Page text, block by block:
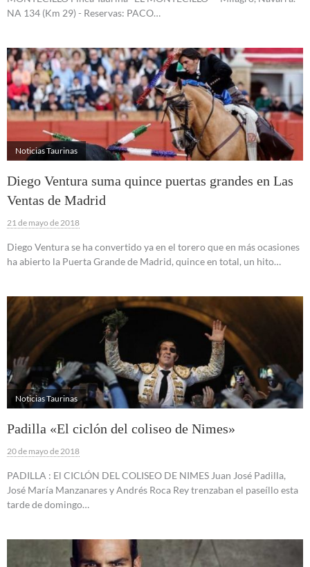
NA 134 (Km 29) - Reservas: PACO…
Noticias Taurinas
Diego Ventura suma quince puertas grandes en Las
Ventas de Madrid
21 de mayo de 2018
Diego Ventura se ha convertido ya en el torero que en más ocasiones
ha abierto la Puerta Grande de Madrid, quince en total, un hito…
Noticias Taurinas
Padilla «El ciclón del coliseo de Nimes»
20 de mayo de 2018
PADILLA : El CICLÓN DEL COLISEO DE NIMES Juan José Padilla,
José María Manzanares y Andrés Roca Rey trenzaban el paseíllo esta
tarde de domingo…